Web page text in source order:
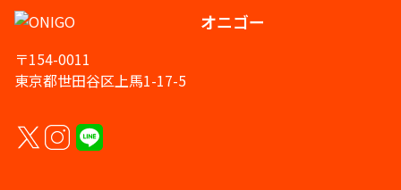
オニゴー
〒154-0011
東京都世田谷区上馬1-17-5